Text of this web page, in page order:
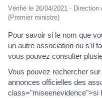
Vérifié le 26/04/2021 -
(Premier ministre)
Pour savoir si le nom que
un autre association ou s'il
vous pouvez consulter
Vous pouvez rechercher
annonces officielles des
class="miseenevidence">si